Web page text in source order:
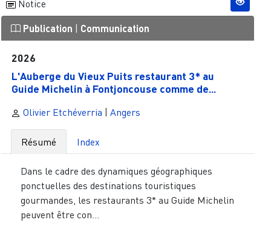
Notice
Publication Communication
2026
L'Auberge du Vieux Puits restaurant 3* au
Guide Michelin à Fontjoncouse comme de...
Olivier Etchéverria Angers
Résumé Index
Dans le cadre des dynamiques géographiques
ponctuelles des destinations touristiques
gourmandes, les restaurants 3* au Guide Michelin
peuvent être con...